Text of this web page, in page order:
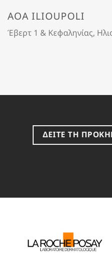
AOA ILIOUPOLI
Έβερτ 1 & Κεφαληνίας,
ΔΕΙΤΕ ΤΗ